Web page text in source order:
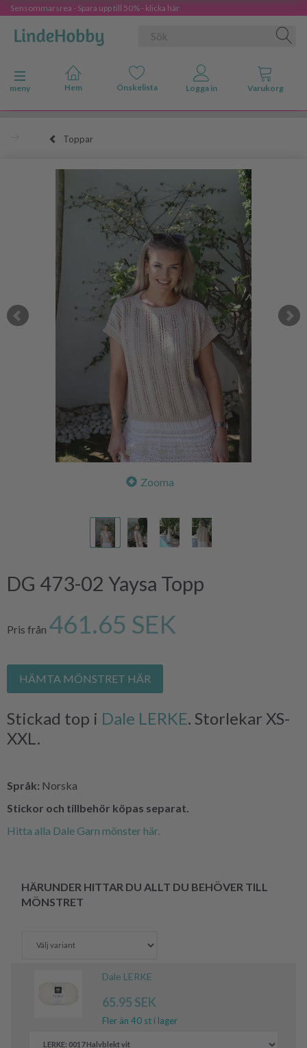
Sensommarsrea - Spara upp till 50% - klicka här
Ändra navigering
meny
Toppar
Zooma
DG 473-02 Yaysa Topp
Pris från 461.65 SEK
HÄMTA MÖNSTRET HÄR
Stickad top i Dale LERKE. Storlekar XS-
XXL.
Språk: Norska
Stickor och tillbehör köpas separat.
Hitta alla Dale Garn mönster här.
HÄRUNDER HITTAR DU ALLT DU BEHÖVER TILL
MÖNSTRET
Dale LERKE
65.95 SEK
Fler än 40 st i lager